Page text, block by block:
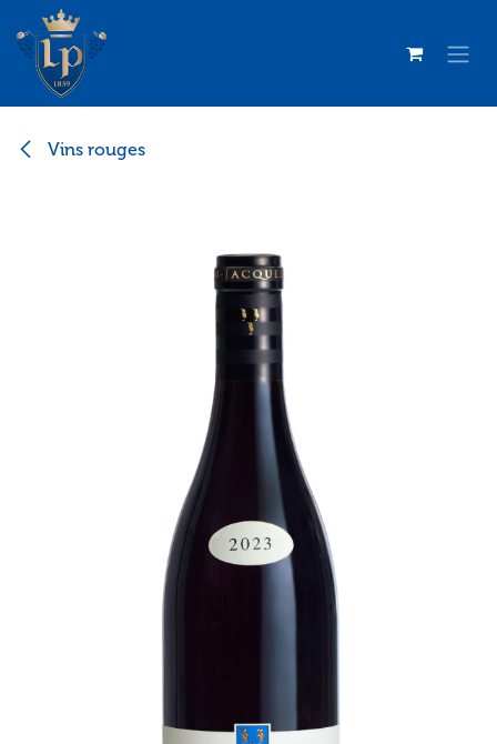
Se rendre au contenu
Vins rouges